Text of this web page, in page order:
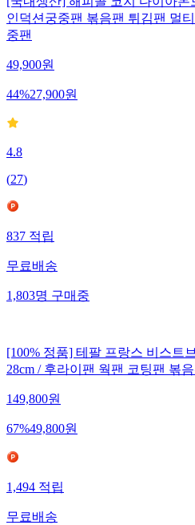
인덕션궁중팬 볶음팬 튀김팬 멀
중팬
49,900원
44%27,900원
4.8
(27)
837 적립
무료배송
1,803명 구매중
[100% 정품] 테팔 프랑스 비스트
28cm / 후라이팬 웍팬 코팅팬 볶
149,800원
67%49,800원
1,494 적립
무료배송